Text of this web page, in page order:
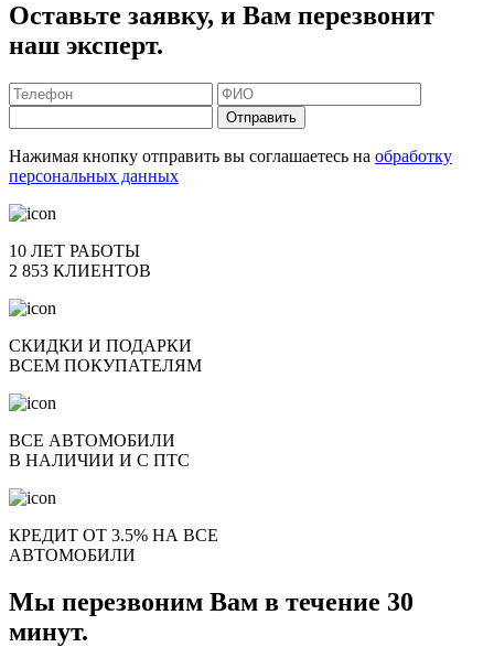
Оставьте заявку, и Вам перезвонит
наш эксперт.
Отправить
Нажимая кнопку отправить вы соглашаетесь на обработку
персональных данных
10 ЛЕТ РАБОТЫ
2 853 КЛИЕНТОВ
СКИДКИ И ПОДАРКИ
ВСЕМ ПОКУПАТЕЛЯМ
ВСЕ АВТОМОБИЛИ
В НАЛИЧИИ И С ПТС
КРЕДИТ ОТ 3.5% НА ВСЕ
АВТОМОБИЛИ
Мы перезвоним Вам в течение 30
минут.